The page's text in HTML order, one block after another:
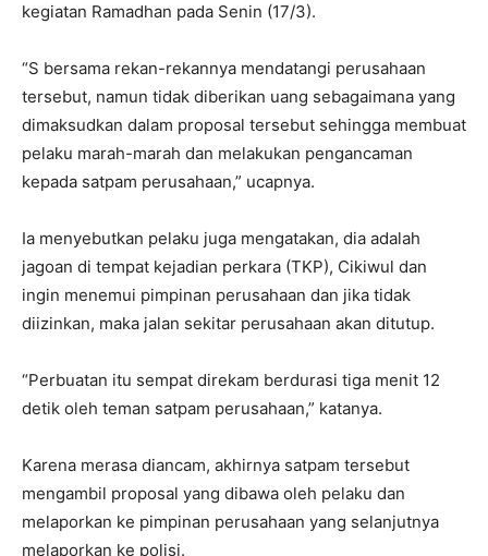
kegiatan Ramadhan pada Senin (17/3).
“S bersama rekan-rekannya mendatangi perusahaan
tersebut, namun tidak diberikan uang sebagaimana yang
dimaksudkan dalam proposal tersebut sehingga membuat
pelaku marah-marah dan melakukan pengancaman
kepada satpam perusahaan,” ucapnya.
Ia menyebutkan pelaku juga mengatakan, dia adalah
jagoan di tempat kejadian perkara (TKP), Cikiwul dan
ingin menemui pimpinan perusahaan dan jika tidak
diizinkan, maka jalan sekitar perusahaan akan ditutup.
“Perbuatan itu sempat direkam berdurasi tiga menit 12
detik oleh teman satpam perusahaan,” katanya.
Karena merasa diancam, akhirnya satpam tersebut
mengambil proposal yang dibawa oleh pelaku dan
melaporkan ke pimpinan perusahaan yang selanjutnya
melaporkan ke polisi.